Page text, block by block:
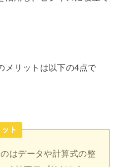
メリットは以下の4点で
ト
はデータや計算式の整